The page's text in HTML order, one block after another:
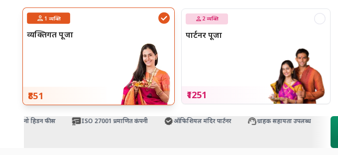
1 व्यक्ति
व्यक्तिगत पूजा
₹851
2 व्यक्ति
पार्टनर पूजा
₹1251
नो हिडन फीस ISO 27001 प्रमाणित कंपनी ऑफिशियल मंदिर पार्टनर ग्राहक सहायता उपलब्ध